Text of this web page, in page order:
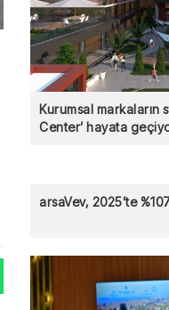
Kurumsal markaların
Center’ hayata
arsaVev, 2025’te